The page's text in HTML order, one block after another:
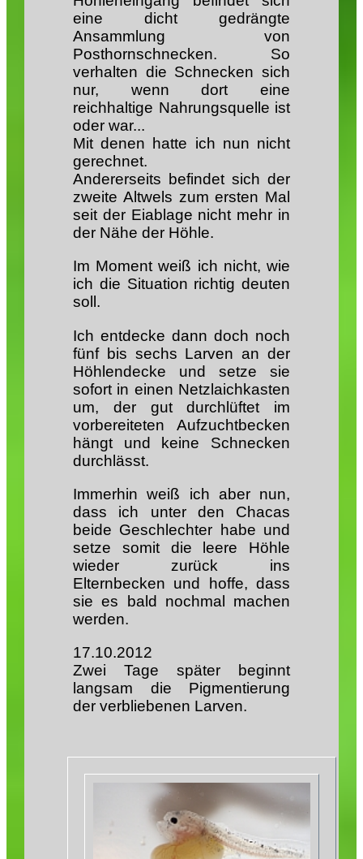
eine dicht gedrängte
Ansammlung von
Posthornschnecken. So
verhalten die Schnecken sich
nur, wenn dort eine
reichhaltige Nahrungsquelle ist
oder war...
Mit denen hatte ich nun nicht
gerechnet.
Andererseits befindet sich der
zweite Altwels zum ersten Mal
seit der Eiablage nicht mehr in
der Nähe der Höhle.
Im Moment weiß ich nicht, wie
ich die Situation richtig deuten
soll.
Ich entdecke dann doch noch
fünf bis sechs Larven an der
Höhlendecke und setze sie
sofort in einen Netzlaichkasten
um, der gut durchlüftet im
vorbereiteten Aufzuchtbecken
hängt und keine Schnecken
durchlässt.
Immerhin weiß ich aber nun,
dass ich unter den Chacas
beide Geschlechter habe und
setze somit die leere Höhle
wieder zurück ins
Elternbecken und hoffe, dass
sie es bald nochmal machen
werden.
17.10.2012
Zwei Tage später beginnt
langsam die Pigmentierung
der verbliebenen Larven.